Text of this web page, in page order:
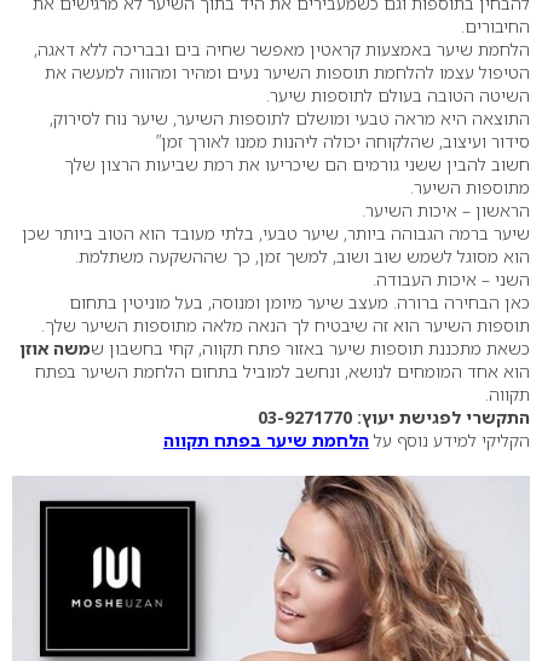
החיבורים.
הלחמת שיער באמצעות קראטין מאפשר שחיה בים ובבריכה ללא דאגה,
הטיפול עצמו להלחמת תוספות השיער נעים ומהיר ומהווה למעשה את
השיטה הטובה בעולם לתוספות שיער.
התוצאה היא מראה טבעי ומושלם לתוספות השיער, שיער נוח לסירוק,
סידור ועיצוב, שהלקוחה יכולה ליהנות ממנו לאורך זמן”
חשוב להבין ששני גורמים הם שיכריעו את רמת שביעות הרצון שלך
מתוספות השיער.
הראשון – איכות השיער.
שיער ברמה הגבוהה ביותר, שיער טבעי, בלתי מעובד הוא הטוב ביותר שכן
הוא מסוגל לשמש שוב ושוב, למשך זמן, כך שההשקעה משתלמת.
השני – איכות העבודה.
כאן הבחירה ברורה. מעצב שיער מיומן ומנוסה, בעל מוניטין בתחום
תוספות השיער הוא זה שיבטיח לך הנאה מלאה מתוספות השיער שלך.
כשאת מתכננת תוספות שיער באזור פתח תקווה, קחי בחשבון שמשה אוזן
הוא אחד המומחים לנושא, ונחשב למוביל בתחום הלחמת השיער בפתח
תקווה.
התקשרי לפגישת יעוץ: 03-9271770
הקליקי למידע נוסף על הלחמת שיער בפתח תקווה